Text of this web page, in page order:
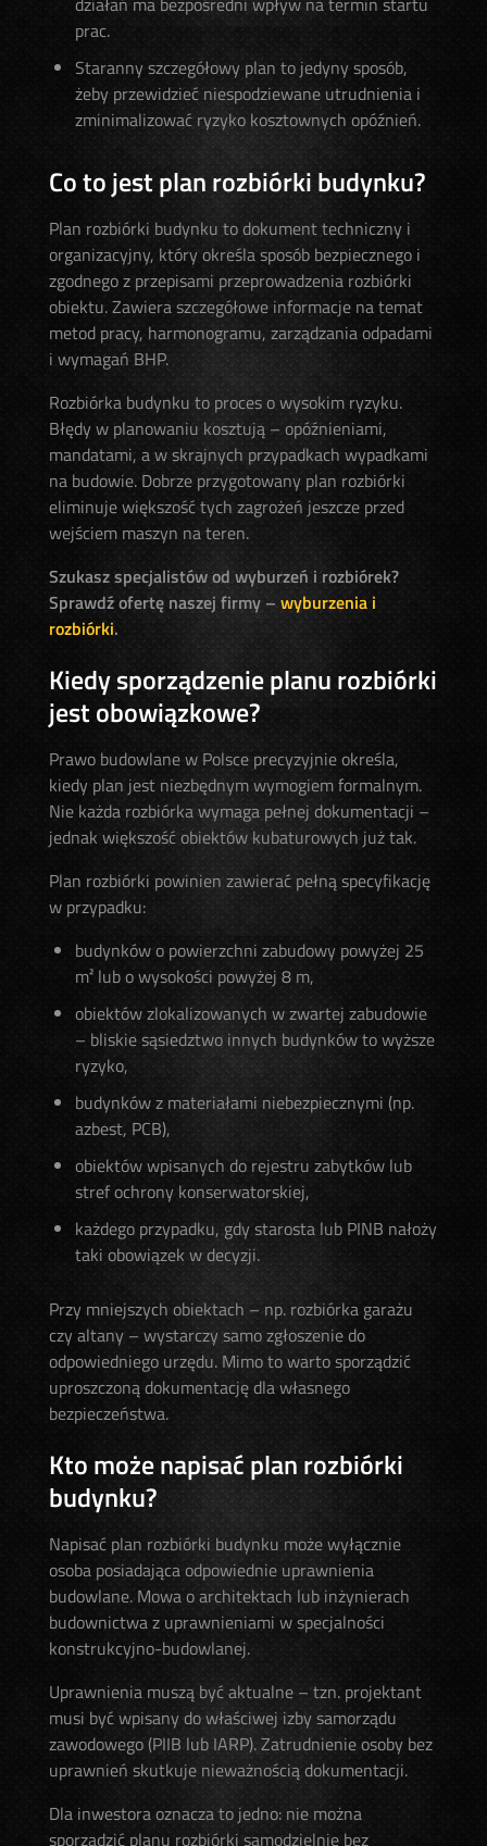
prac.
Staranny szczegółowy plan to jedyny sposób,
żeby przewidzieć niespodziewane utrudnienia i
zminimalizować ryzyko kosztownych opóźnień.
Co to jest plan rozbiórki budynku?
Plan rozbiórki budynku to dokument techniczny i
organizacyjny, który określa sposób bezpiecznego i
zgodnego z przepisami przeprowadzenia rozbiórki
obiektu. Zawiera szczegółowe informacje na temat
metod pracy, harmonogramu, zarządzania odpadami
i wymagań BHP.
Rozbiórka budynku to proces o wysokim ryzyku.
Błędy w planowaniu kosztują – opóźnieniami,
mandatami, a w skrajnych przypadkach wypadkami
na budowie. Dobrze przygotowany plan rozbiórki
eliminuje większość tych zagrożeń jeszcze przed
wejściem maszyn na teren.
Szukasz specjalistów od wyburzeń i rozbiórek?
Sprawdź ofertę naszej firmy – wyburzenia i
rozbiórki.
Kiedy sporządzenie planu rozbiórki
jest obowiązkowe?
Prawo budowlane w Polsce precyzyjnie określa,
kiedy plan jest niezbędnym wymogiem formalnym.
Nie każda rozbiórka wymaga pełnej dokumentacji –
jednak większość obiektów kubaturowych już tak.
Plan rozbiórki powinien zawierać pełną specyfikację
w przypadku:
budynków o powierzchni zabudowy powyżej 25
m² lub o wysokości powyżej 8 m,
obiektów zlokalizowanych w zwartej zabudowie
– bliskie sąsiedztwo innych budynków to wyższe
ryzyko,
budynków z materiałami niebezpiecznymi (np.
azbest, PCB),
obiektów wpisanych do rejestru zabytków lub
stref ochrony konserwatorskiej,
każdego przypadku, gdy starosta lub PINB nałoży
taki obowiązek w decyzji.
Przy mniejszych obiektach – np. rozbiórka garażu
czy altany – wystarczy samo zgłoszenie do
odpowiedniego urzędu. Mimo to warto sporządzić
uproszczoną dokumentację dla własnego
bezpieczeństwa.
Kto może napisać plan rozbiórki
budynku?
Napisać plan rozbiórki budynku może wyłącznie
osoba posiadająca odpowiednie uprawnienia
budowlane. Mowa o architektach lub inżynierach
budownictwa z uprawnieniami w specjalności
konstrukcyjno-budowlanej.
Uprawnienia muszą być aktualne – tzn. projektant
musi być wpisany do właściwej izby samorządu
zawodowego (PIIB lub IARP). Zatrudnienie osoby bez
uprawnień skutkuje nieważnością dokumentacji.
Dla inwestora oznacza to jedno: nie można
sporządzić planu rozbiórki samodzielnie bez